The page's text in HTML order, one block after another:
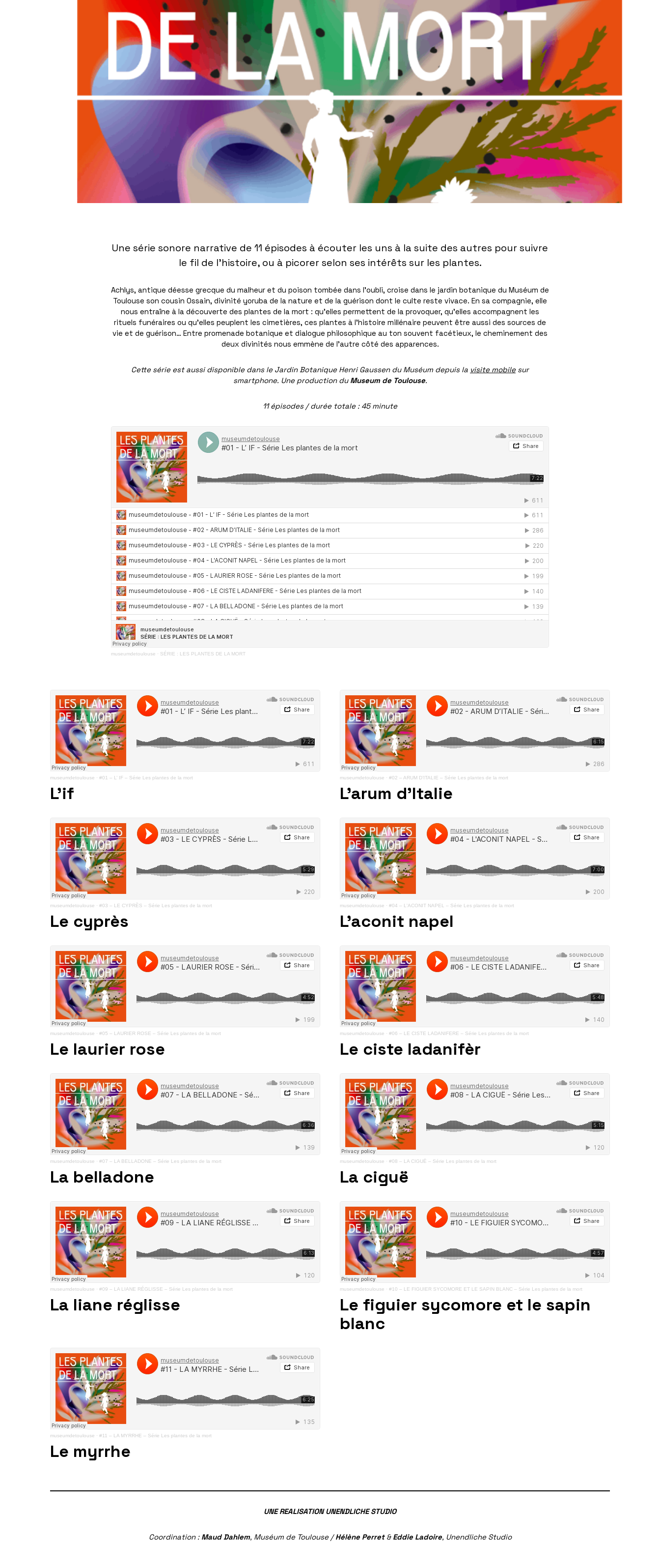
Une série sonore narrative de 11 épisodes à écouter les uns à la suite des autres pour suivre
le fil de l’histoire, ou à picorer selon ses intérêts sur les plantes.
Achlys, antique déesse grecque du malheur et du poison tombée dans l’oubli, croise dans le jardin botanique du Muséum de
Toulouse son cousin Ossain, divinité yoruba de la nature et de la guérison dont le culte reste vivace. En sa compagnie, elle
nous entraîne à la découverte des plantes de la mort : qu’elles permettent de la provoquer, qu’elles accompagnent les
rituels funéraires ou qu’elles peuplent les cimetières, ces plantes à l’histoire millénaire peuvent être aussi des sources de
vie et de guérison… Entre promenade botanique et dialogue philosophique au ton souvent facétieux, le cheminement des
deux divinités nous emmène de l’autre côté des apparences.
Cette série est aussi disponible dans le Jardin Botanique Henri Gaussen du Muséum depuis la visite mobilesur
smartphone. Une production du Museum de Toulouse.
11 épisodes / durée totale : 45 minute
museumdetoulouse · SÉRIE : LES PLANTES DE LA MORT
museumdetoulouse · #01 – L’ IF – Série Les plantes de la mort
L’if
museumdetoulouse · #02 – ARUM D’ITALIE – Série Les plantes de la mort
L’arum d’Italie
museumdetoulouse · #03 – LE CYPRÈS – Série Les plantes de la mort
Le cyprès
museumdetoulouse · #04 – L'ACONIT NAPEL – Série Les plantes de la mort
L’aconit napel
museumdetoulouse · #05 – LAURIER ROSE – Série Les plantes de la mort
Le laurier rose
museumdetoulouse · #06 – LE CISTE LADANIFERE – Série Les plantes de la mort
Le ciste ladanifèr
museumdetoulouse · #07 – LA BELLADONE – Série Les plantes de la mort
La belladone
museumdetoulouse · #08 – LA CIGUË – Série Les plantes de la mort
La ciguë
museumdetoulouse · #09 – LA LIANE RÉGLISSE – Série Les plantes de la mort
La liane réglisse
museumdetoulouse · #10 – LE FIGUIER SYCOMORE ET LE SAPIN BLANC – Série Les plantes de la mort
Le figuier sycomore et le sapin
blanc
museumdetoulouse · #11 – LA MYRRHE – Série Les plantes de la mort
Le myrrhe
UNE REALISATION UNENDLICHE STUDIO
Coordination : Maud Dahlem, Muséum de Toulouse /Hélène Perret& Eddie Ladoire, Unendliche Studio